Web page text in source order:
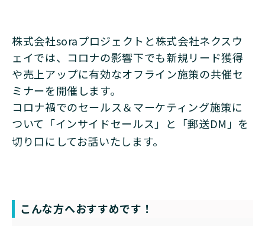
株式会社soraプロジェクトと株式会社ネクスウ
ェイでは、コロナの影響下でも新規リード獲得
や売上アップに有効なオフライン施策の共催セ
ミナーを開催します。
コロナ禍でのセールス＆マーケティング施策に
ついて「インサイドセールス」と「郵送DM」を
切り口にしてお話いたします。
こんな方へおすすめです！